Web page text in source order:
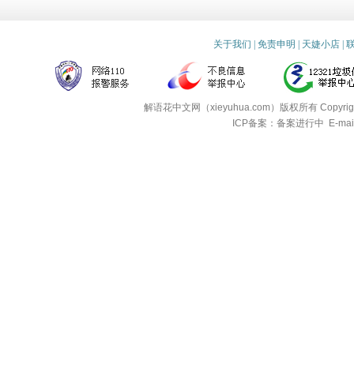
关于我们 免责申明 天婕小店
解语花中文网（xieyuhua.com）版权所有
ICP备案：备案进行中
E-